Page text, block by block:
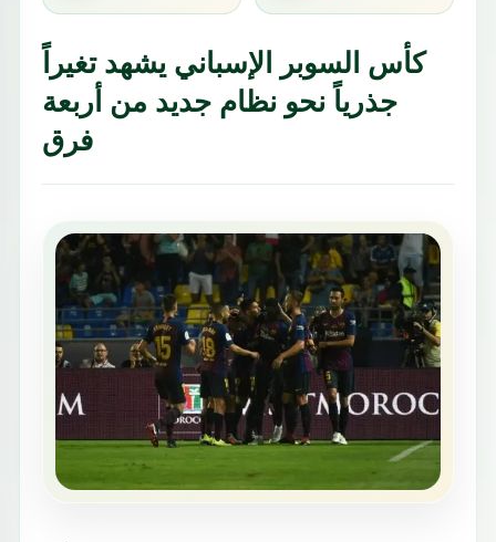
كأس السوبر الإسباني يشهد تغيراً
جذرياً نحو نظام جديد من أربعة
فرق